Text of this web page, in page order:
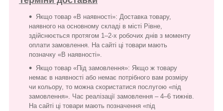
Якщо товар «В наявності»: Доставка товару,
наявного на основному складі в місті Рівне,
здійснюється протягом 1–2-х робочих днів з моменту
оплати замовлення. На сайті ці товари мають
позначку «В наявності».
Якщо товар «Під замовлення»: Якщо ж товару
немає в наявності або немає потрібного вам розміру
чи кольору, то можна скористатися послугою «під
замовлення». Час реалізації замовлення – 4–6 тижнів.
На сайті ці товари мають позначення «під